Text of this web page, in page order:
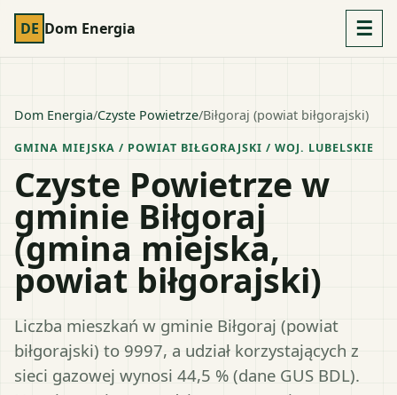
DE Dom Energia ☰
Dom Energia/Czyste Powietrze/Biłgoraj (powiat biłgorajski)
GMINA MIEJSKA / POWIAT BIŁGORAJSKI / WOJ. LUBELSKIE
Czyste Powietrze w
gminie Biłgoraj
(gmina miejska,
powiat biłgorajski)
Liczba mieszkań w gminie Biłgoraj (powiat
biłgorajski) to 9997, a udział korzystających z
sieci gazowej wynosi 44,5 % (dane GUS BDL).